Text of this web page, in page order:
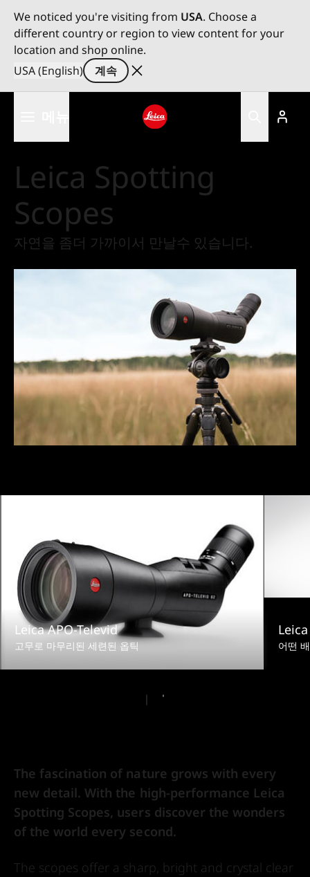
We noticed you're visiting from USA. Choose a
different country or region to view content for your
location and shop online.
USA (English)
계속
Leica Spotting
Scopes
자연을 좀더 가까이서 만날수 있습니다.
Leica APO-Televid
고무로 마무리된 세련된 옵틱 어떤
The fascination of nature grows with every
new detail. With the high-performance Leica
Spotting Scopes, users discover the wonders
of the world every second.
The scopes offer a sharp, bright and crystal clear